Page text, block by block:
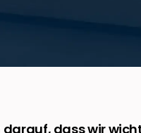
dass wir